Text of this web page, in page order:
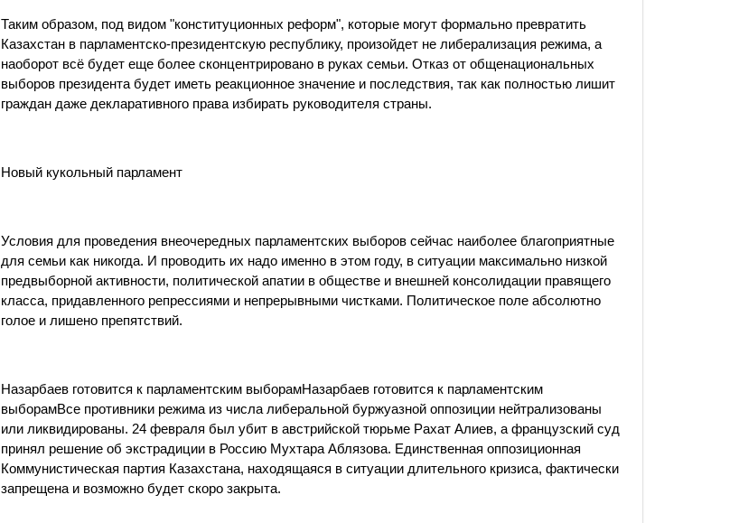
Таким образом, под видом "конституционных реформ", которые могут формально превратить
Казахстан в парламентско-президентскую республику, произойдет не либерализация режима, а
наоборот всё будет еще более сконцентрировано в руках семьи. Отказ от общенациональных
выборов президента будет иметь реакционное значение и последствия, так как полностью лишит
граждан даже декларативного права избирать руководителя страны.
Новый кукольный парламент
Условия для проведения внеочередных парламентских выборов сейчас наиболее благоприятные
для семьи как никогда. И проводить их надо именно в этом году, в ситуации максимально низкой
предвыборной активности, политической апатии в обществе и внешней консолидации правящего
класса, придавленного репрессиями и непрерывными чистками. Политическое поле абсолютно
голое и лишено препятствий.
Назарбаев готовится к парламентским выборамНазарбаев готовится к парламентским
выборамВсе противники режима из числа либеральной буржуазной оппозиции нейтрализованы
или ликвидированы. 24 февраля был убит в австрийской тюрьме Рахат Алиев, а французский суд
принял решение об экстрадиции в Россию Мухтара Аблязова. Единственная оппозиционная
Коммунистическая партия Казахстана, находящаяся в ситуации длительного кризиса, фактически
запрещена и возможно будет скоро закрыта.